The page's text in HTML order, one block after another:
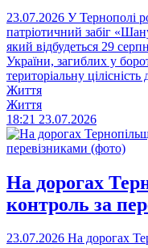
23.07.2026 У Тернополі
патріотичний забіг
який відбудеться 29
України, загиблих у
територіальну
Життя
Життя
18:21 23.07.2026
На дорогах
контроль за
23.07.2026 На дорогах